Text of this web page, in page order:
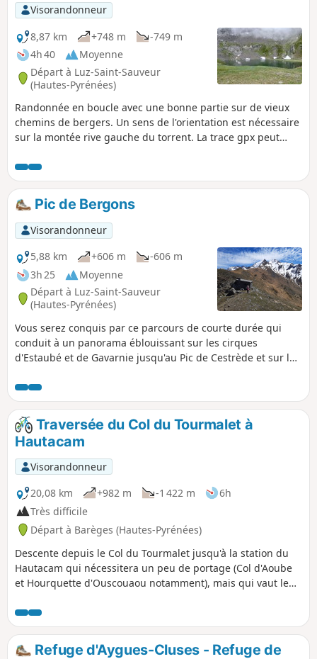
Visorandonneur
8,87 km
+748 m
-749 m
4h 40
Moyenne
Départ à Luz-Saint-Sauveur
(Hautes-Pyrénées)
Randonnée en boucle avec une bonne partie sur de vieux
chemins de bergers. Un sens de l'orientation est nécessaire
sur la montée rive gauche du torrent. La trace gpx peut
parfaitement se faire en sens inverse. Veuillez refermer les
clôtures électriques et les portes des cabanes. Merci.
Pic de Bergons
Visorandonneur
5,88 km
+606 m
-606 m
3h 25
Moyenne
Départ à Luz-Saint-Sauveur
(Hautes-Pyrénées)
Vous serez conquis par ce parcours de courte durée qui
conduit à un panorama éblouissant sur les cirques
d'Estaubé et de Gavarnie jusqu'au Pic de Cestrède et sur les
Traversée du Col du Tourmalet à
Hautacam
Visorandonneur
20,08 km
+982 m -1 422 m
6h
Très difficile
Départ à Barèges (Hautes-Pyrénées)
Descente depuis le Col du Tourmalet jusqu'à la station du
Hautacam qui nécessitera un peu de portage (Col d'Aoube
et Hourquette d'Ouscouaou notamment), mais qui vaut le
qu'elle rencontre.Je l'ai classé en VTT mais c'est bien
évidement faisable en randonnée à pieds.
Refuge d'Aygues-Cluses - Refuge de